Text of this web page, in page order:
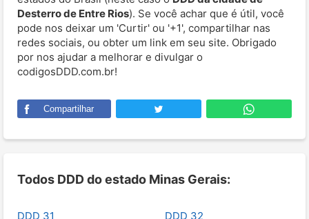
Desterro de Entre Rios). Se você achar que é útil, você
pode nos deixar um 'Curtir' ou '+1', compartilhar nas
redes sociais, ou obter um link em seu site. Obrigado
por nos ajudar a melhorar e divulgar o
codigosDDD.com.br!
Compartilhar
Todos DDD do estado Minas Gerais:
DDD 31 DDD 32